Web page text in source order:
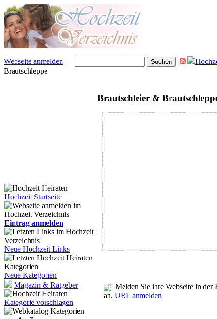
Webseite anmelden
Brautschleppe
Hochzeit Startseite
Eintrag anmelden
Neue Hochzeit Links
Neue Kategorien
Magazin & Ratgeber
Kategorie vorschlagen
Brautschleier &
Melden Sie ihre Webseite in
an. URL anmelden